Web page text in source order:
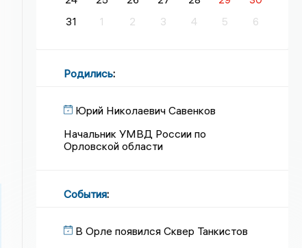
31
1 2 3 4 5 6
Родились:
Юрий Николаевич Савенков
Начальник УМВД России по
Орловской области
События:
В Орле появился Сквер Танкистов